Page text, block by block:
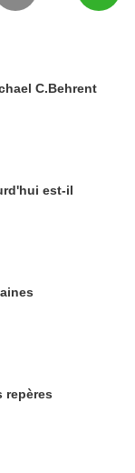
C.Behrent
est-il
repères